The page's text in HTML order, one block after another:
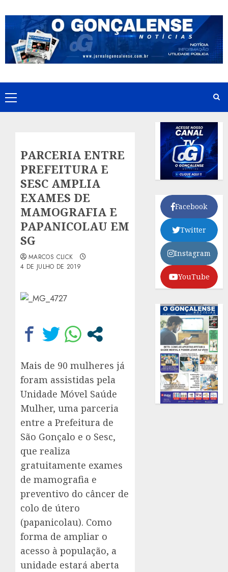
to
content
Primary
Menu
PARCERIA ENTRE
PREFEITURA E
SESC AMPLIA
EXAMES DE
MAMOGRAFIA E
PAPANICOLAU EM
SG
MARCOS CLICK
4 DE JULHO DE 2019
Mais de 90 mulheres já
foram assistidas pela
Unidade Móvel Saúde
Mulher, uma parceria
entre a Prefeitura de
São Gonçalo e o Sesc,
que realiza
gratuitamente exames
de mamografia e
preventivo do câncer de
colo de útero
(papanicolau). Como
forma de ampliar o
acesso à população, a
unidade estará aberta
Facebook
Twitter
Instagram
YouTube